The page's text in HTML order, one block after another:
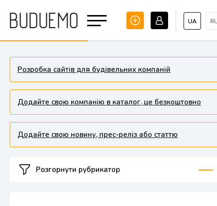
UA
Розробка сайтів для будівельних компаній
Додайте свою компанію в каталог, це безкоштовно
Додайте свою новину, прес-реліз або статтю
Розгорнути рубрикатор